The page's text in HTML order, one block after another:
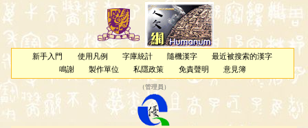
新手入門 使用凡例 字庫統計 隨機漢字
最近被搜索的漢字
鳴謝
製作單位 私隱政策 免責聲明 意見簿
（管理員 ）